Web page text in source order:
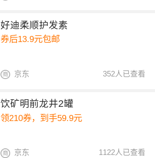
好迪柔顺护发素
券后13.9元包邮
352人已查看
京东
饮矿明前龙井2罐
领210券，到手59.9元
1122人已查看
京东